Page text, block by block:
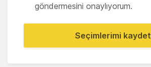
göndermesini onaylıyorum.
Seçimlerimi kaydet